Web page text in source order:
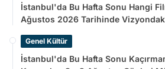
İstanbul'da Bu Hafta Sonu Hangi
Ağustos 2026 Tarihinde
Genel Kültür
İstanbul'da Bu Hafta Sonu